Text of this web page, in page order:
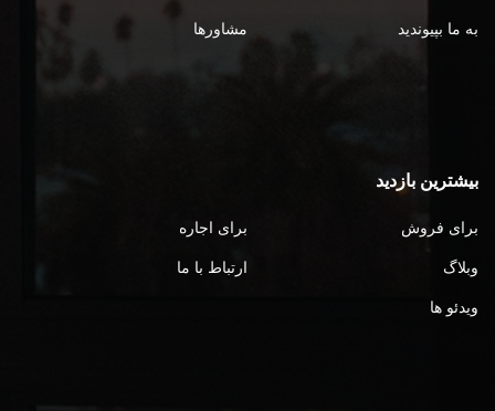
به ما بپیوندید
مشاورها
بیشترین بازدید
برای فروش
برای اجاره
وبلاگ
ارتباط با ما
ویدئو ها